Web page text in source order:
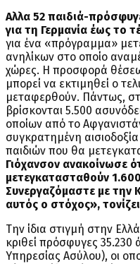
Αλλα 52 παιδιά-
για τη Γερμανία έως το
για ένα «πρόγραμμα»
ανηλίκων στο οποίο
χώρες. Η προσφορά
μπορεί να εκτιμηθεί ο
μεταφερθούν. Πάντως,
βρίσκονται 5.500
οποίων από το
συγκρατημένη
παιδιών που θα
Γιόχανσον ανακοίνωσε
μετεγκατασταθούν
Συνεργαζόμαστε με την
αυτός ο στόχος»,
Την ίδια στιγμή στην
κριθεί πρόσφυγες 35.230
Υπηρεσίας Ασύλου), οι